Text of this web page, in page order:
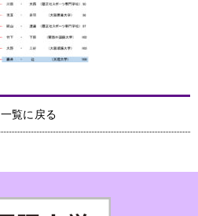
一覧に戻る